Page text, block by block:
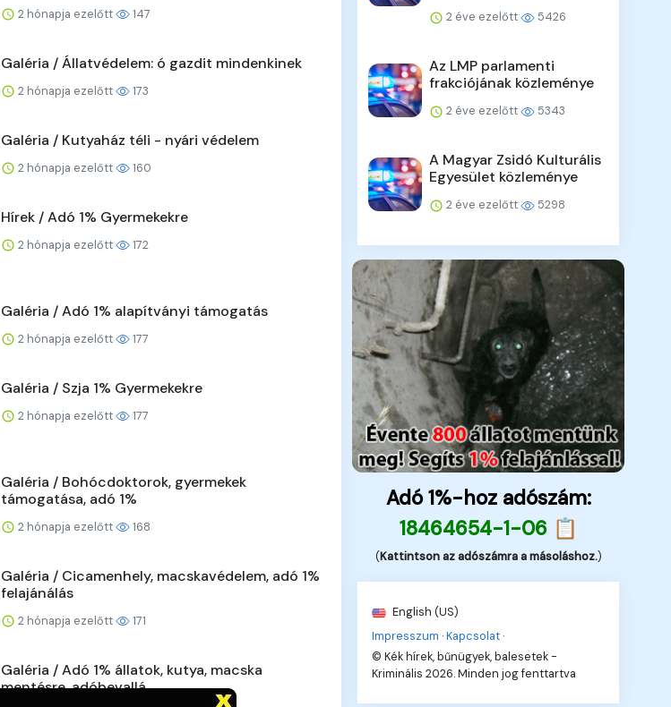
2 hónapja ezelőtt 147
Galéria / Állatvédelem: ó gazdit mindenkinek
2 hónapja ezelőtt 173
Galéria / Kutyaház téli - nyári védelem
2 hónapja ezelőtt 160
Hírek / Adó 1% Gyermekekre
2 hónapja ezelőtt 172
Galéria / Adó 1% alapítványi támogatás
2 hónapja ezelőtt 177
Galéria / Szja 1% Gyermekekre
2 hónapja ezelőtt 177
Galéria / Bohócdoktorok, gyermekek
támogatása, adó 1%
2 hónapja ezelőtt 168
Galéria / Cicamenhely, macskavédelem, adó 1%
felajánálás
2 hónapja ezelőtt 171
Galéria / Adó 1% állatok, kutya, macska
mentésre, adóbevallá...
2 éve ezelőtt 5426
Az LMP parlamenti
frakciójának közleménye
2 éve ezelőtt 5343
A Magyar Zsidó Kulturális
Egyesület közleménye
2 éve ezelőtt 5298
Adó 1%-hoz adószám:
18464654-1-06 📋
(Kattintson az adószámra a másoláshoz.)
English (US)
Impresszum ·Kapcsolat ·
© Kék hírek, bűnügyek, balesetek -
Kriminális 2026. Minden jog fenttartva